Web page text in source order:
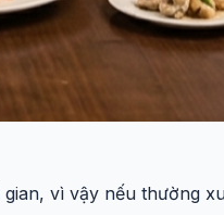
vì vậy nếu thường